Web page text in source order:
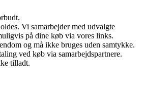
Vi samarbejder med udvalgte
på dine køb via vores links.
og må ikke bruges uden samtykke.
ved køb via samarbejdspartnere.
tilladt.